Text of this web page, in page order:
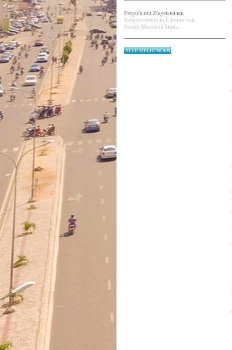
Pergola mit Ziegelsteinen
Kulturzentrum in Limoux von
Ferrier Marchetti Studio
ALLE MELDUNGEN